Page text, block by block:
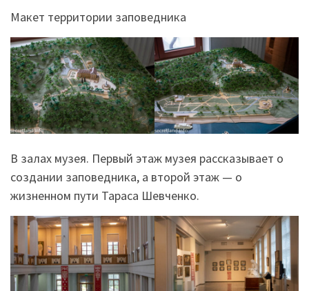
Макет территории заповедника
В залах музея. Первый этаж музея рассказывает о
создании заповедника, а второй этаж — о
жизненном пути Тараса Шевченко.